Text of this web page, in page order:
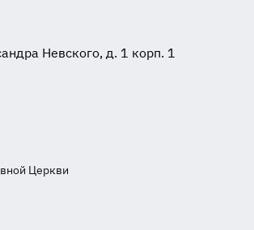
Невского, д. 1 корп. 1
Церкви